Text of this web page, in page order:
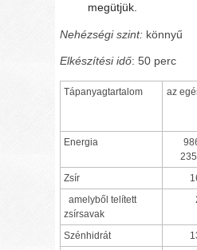
megütjük.
Nehézségi szint: könnyű
Elkészítési idő: 50 perc
Tápanyagtartalom az
Energia
Zsír
amelyből telített
zsírsavak
Szénhidrát